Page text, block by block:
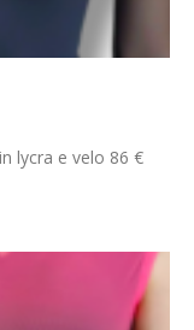
lycra e velo 86 €